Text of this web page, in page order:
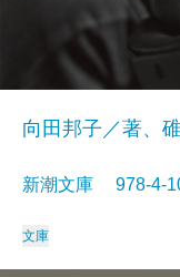
向田邦子／著、
新潮文庫 978-4-
文庫